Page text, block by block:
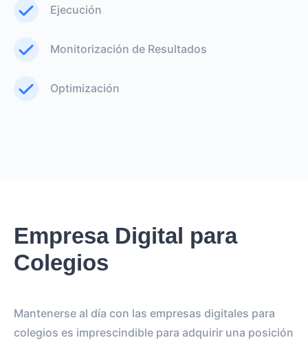
Ejecución
Monitorización de Resultados
Optimización
Empresa Digital para
Colegios
Mantenerse al día con las empresas digitales para
colegios es imprescindible para adquirir una posición